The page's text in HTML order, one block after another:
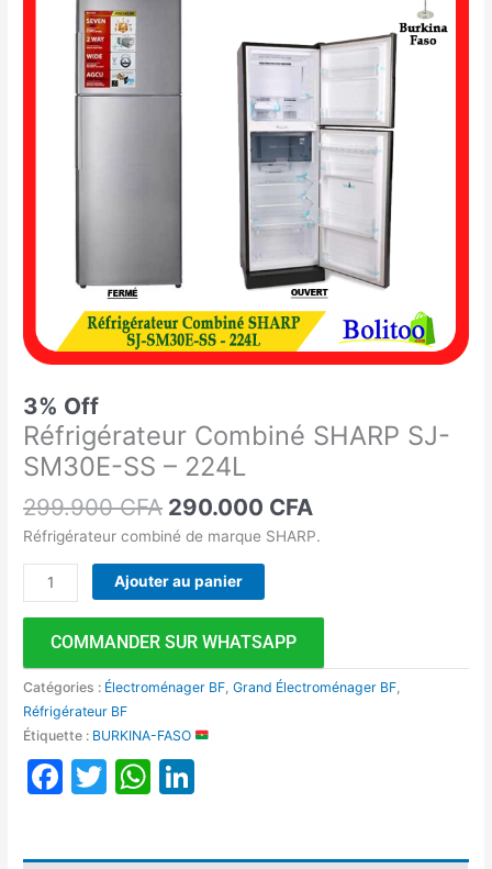
3% Off
Réfrigérateur Combiné SHARP SJ-
SM30E-SS – 224L
299.900CFA 290.000 CFA
290.000 CFA.
Réfrigérateur combiné de marque SHARP.
Ajouter au panier
COMMANDER SUR WHATSAPP
Catégories : Électroménager BF ,Grand Électroménager BF
Réfrigérateur BF
Étiquette : BURKINA-FASO
Facebook
TwitterWhatsApp